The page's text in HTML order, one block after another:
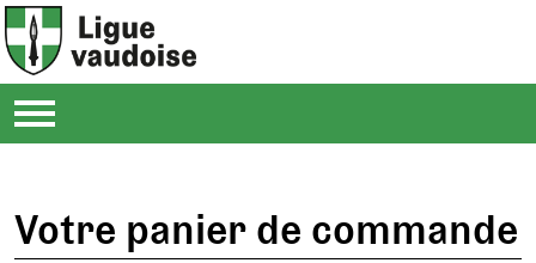
Votre panier de commande